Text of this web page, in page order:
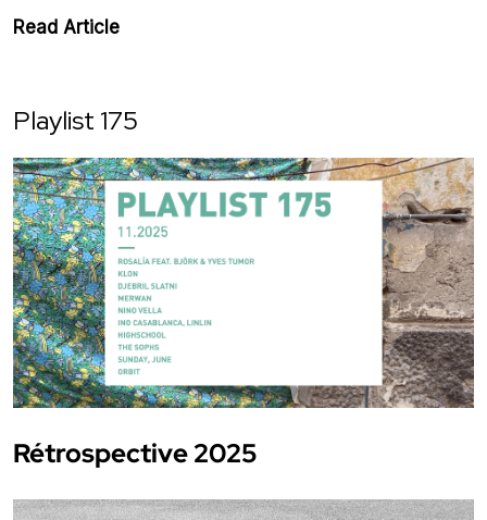
Read Article
Playlist 175
Rétrospective 2025